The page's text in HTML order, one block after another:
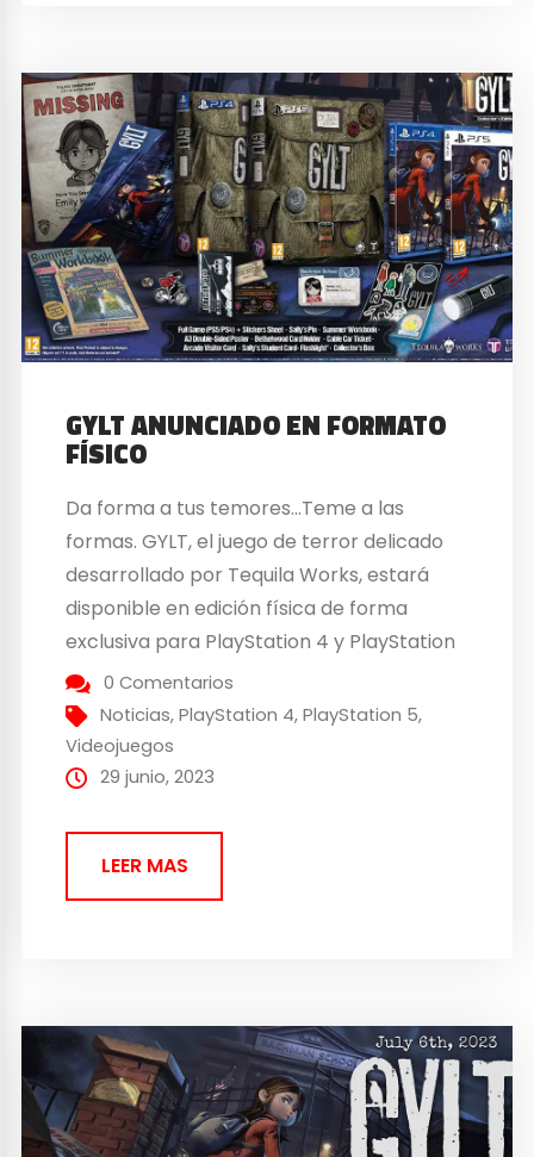
GYLT ANUNCIADO EN FORMATO
FÍSICO
Da forma a tus temores…Teme a las
formas. GYLT, el juego de terror delicado
desarrollado por Tequila Works, estará
disponible en edición física de forma
exclusiva para PlayStation 4 y PlayStation
5. El estudio de desarrollo se une al
publisher Tesura Games para dar vida
formato físico, que estará disponible en
Edición Estándar y Edición...
0 Comentarios
Noticias,PlayStation 4,PlayStation 5,
Videojuegos
29 junio, 2023
LEER MAS